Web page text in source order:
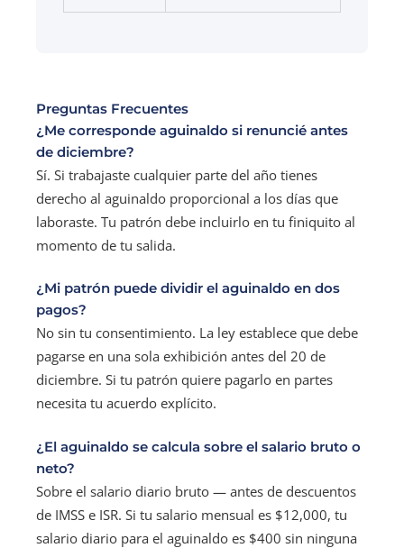
Preguntas Frecuentes
¿Me corresponde aguinaldo si renuncié antes
de diciembre?
Sí. Si trabajaste cualquier parte del año tienes
derecho al aguinaldo proporcional a los días que
laboraste. Tu patrón debe incluirlo en tu finiquito al
momento de tu salida.
¿Mi patrón puede dividir el aguinaldo en dos
pagos?
No sin tu consentimiento. La ley establece que debe
pagarse en una sola exhibición antes del 20 de
diciembre. Si tu patrón quiere pagarlo en partes
necesita tu acuerdo explícito.
¿El aguinaldo se calcula sobre el salario bruto o
neto?
Sobre el salario diario bruto — antes de descuentos
de IMSS e ISR. Si tu salario mensual es $12,000, tu
salario diario para el aguinaldo es $400 sin ninguna